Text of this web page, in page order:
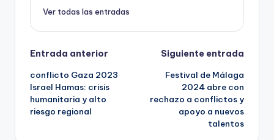
Ver todas las entradas
Navegación
de
entradas
Entrada anterior
conflicto Gaza 2023
Israel Hamas: crisis
humanitaria y alto
riesgo regional
Siguiente entrada
Festival de Málaga
2024 abre con
rechazo a conflictos y
apoyo a nuevos
talentos